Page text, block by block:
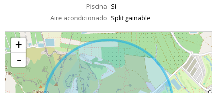
Piscina Sí
Aire acondicionado Split gainable
+
-